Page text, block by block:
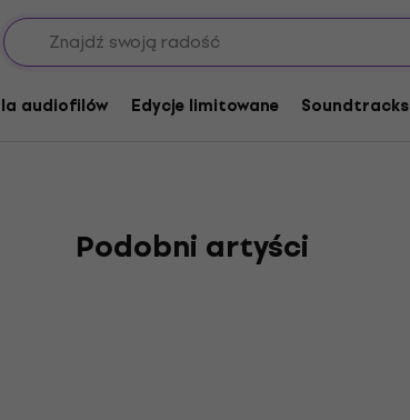
audiofilów Edycje limitowane Soundtracks
Podobni artyści